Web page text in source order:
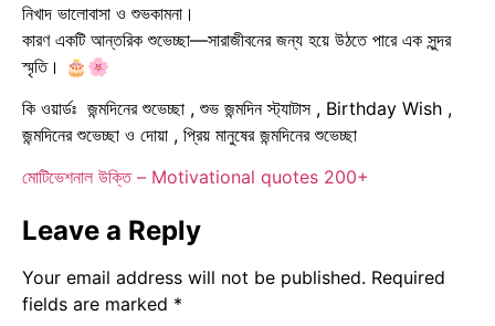
নিখাদ ভালোবাসা ও শুভকামনা।
কারণ একটি আন্তরিক শুভেচ্ছা—সারাজীবনের জন্য হয়ে উঠতে পারে এক সুন্দর
স্মৃতি। 🎂🌸
কি ওয়ার্ডঃ জন্মদিনের শুভেচ্ছা , শুভ জন্মদিন স্ট্যাটাস , Birthday Wish ,
জন্মদিনের শুভেচ্ছা ও দোয়া , প্রিয় মানুষের জন্মদিনের শুভেচ্ছা
মোটিভেশনাল উক্তি – Motivational quotes 200+
Leave a Reply
Your email address will not be published. Required
fields are marked *